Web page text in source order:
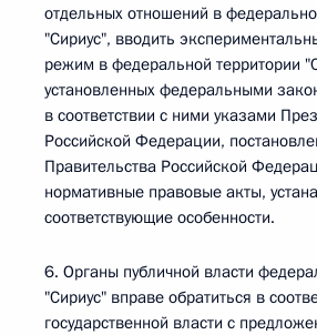
отдельных отношений в
"Сириус", вводить
режим в федеральной территории
установленных федеральными
в соответствии с ними указами
Российской Федерации,
Правительства Российской
нормативные правовые акты,
соответствующие особенности.
6. Органы публичной власти
"Сириус" вправе обратиться в
государственной власти с